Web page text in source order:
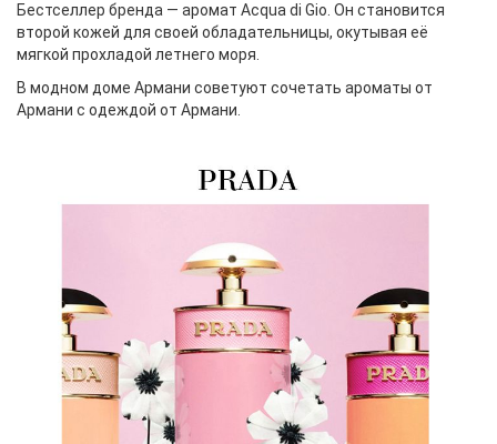
Бестселлер бренда — аромат Acqua di Gio. Он становится
второй кожей для своей обладательницы, окутывая её
мягкой прохладой летнего моря.
В модном доме Армани советуют сочетать ароматы от
Армани с одеждой от Армани.